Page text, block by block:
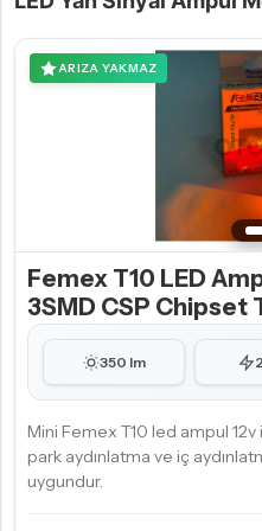
ARIZA YAKMAZ
Femex T10 LED
3SMD CSP Chipset
350 lm
Mini Femex T10 led ampul 12v
park aydınlatma ve iç
uygundur.